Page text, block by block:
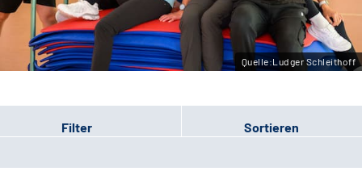
Leichte Sprache
Gebärdensprache
Quelle:Ludger Schleithoff
Filter Sortieren